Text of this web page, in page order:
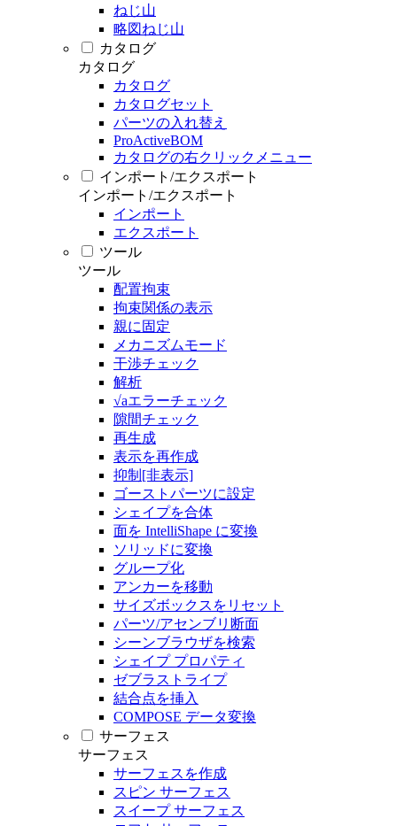
ねじ山
略図ねじ山
カタログ
カタログ
カタログ
カタログセット
パーツの入れ替え
ProActiveBOM
カタログの右クリックメニュー
インポート/エクスポート
インポート/エクスポート
インポート
エクスポート
ツール
ツール
配置拘束
拘束関係の表示
親に固定
メカニズムモード
干渉チェック
解析
√aエラーチェック
隙間チェック
再生成
表示を再作成
抑制[非表示]
ゴーストパーツに設定
シェイプを合体
面を IntelliShape に変換
ソリッドに変換
グループ化
アンカーを移動
サイズボックスをリセット
パーツ/アセンブリ断面
シーンブラウザを検索
シェイプ プロパティ
ゼブラストライプ
結合点を挿入
COMPOSE データ変換
サーフェス
サーフェス
サーフェスを作成
スピン サーフェス
スイープ サーフェス